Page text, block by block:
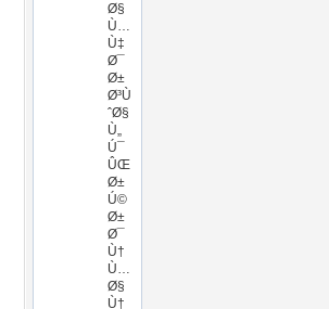
Ø§
Ù…
Ù‡
Ø¯
Ø±
Ø³Ù
ˆØ§
Ù„
Ú¯
ÛŒ
Ø±
Ú©
Ø±
Ø¯
Ù†
Ù…
Ø§
Ù†